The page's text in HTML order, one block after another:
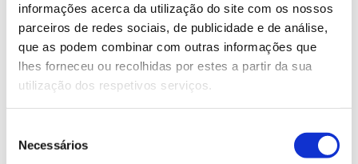
informações acerca da utilização do site com os nossos
parceiros de redes sociais, de publicidade e de análise,
que as podem combinar com outras informações que
lhes forneceu ou recolhidas por estes a partir da sua
utilização dos respetivos serviços.
Necessários
13.07.2026
Genoma do priolo e de outras espécies em risco:
conhecer para conservar
02.07.2026